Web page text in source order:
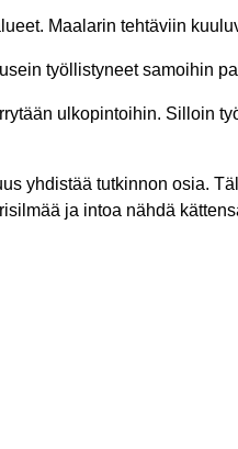
Maalarin tehtäviin
työllistyneet samoihin
ulkopintoihin. Silloin
yhdistää tutkinnon osia.
ja intoa nähdä